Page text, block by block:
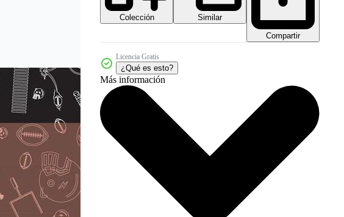
Colección
Similar
Compartir
Licencia Gratis
¿Qué es esto?
Más información